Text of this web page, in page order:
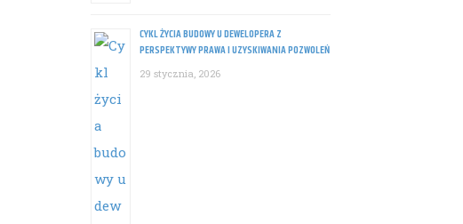
CYKL ŻYCIA BUDOWY U DEWELOPERA Z
PERSPEKTYWY PRAWA I UZYSKIWANIA POZWOLEŃ
29 stycznia, 2026